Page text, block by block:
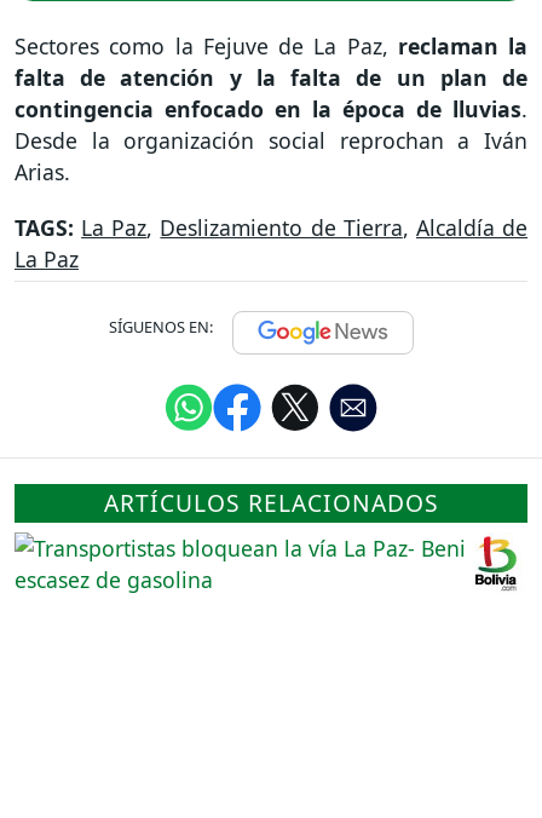
Sectores como la Fejuve de La Paz, reclaman la
falta de atención y la falta de un plan de
contingencia enfocado en la época de lluvias.
Desde la organización social reprochan a Iván
Arias.
TAGS: La Paz, Deslizamiento de Tierra, Alcaldía de
La Paz
SÍGUENOS EN:
ARTÍCULOS RELACIONADOS